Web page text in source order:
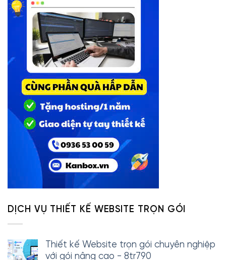
DỊCH VỤ THIẾT KẾ WEBSITE TRỌN GÓI
Thiết kế Website trọn gói chuyên nghiệp
với gói nâng cao - 8tr790